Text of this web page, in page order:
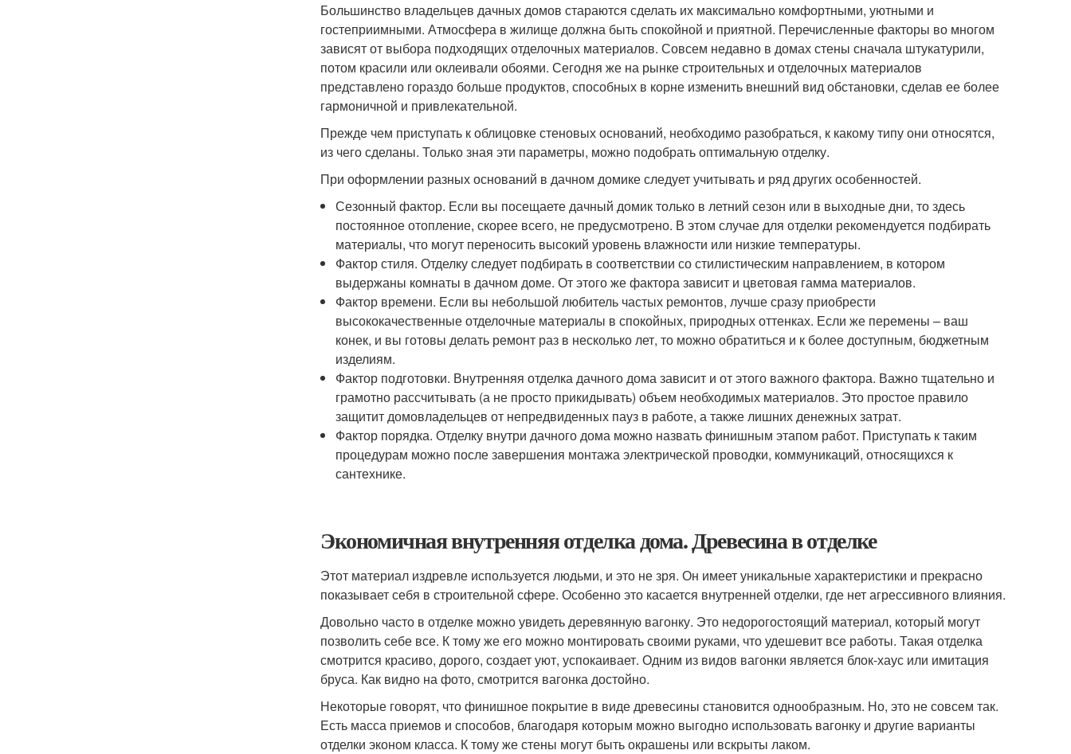
Большинство владельцев дачных домов стараются сделать их максимально комфортными, уютными и
гостеприимными. Атмосфера в жилище должна быть спокойной и приятной. Перечисленные факторы во многом
зависят от выбора подходящих отделочных материалов. Совсем недавно в домах стены сначала штукатурили,
потом красили или оклеивали обоями. Сегодня же на рынке строительных и отделочных материалов
представлено гораздо больше продуктов, способных в корне изменить внешний вид обстановки, сделав ее более
гармоничной и привлекательной.
Прежде чем приступать к облицовке стеновых оснований, необходимо разобраться, к какому типу они относятся,
из чего сделаны. Только зная эти параметры, можно подобрать оптимальную отделку.
При оформлении разных оснований в дачном домике следует учитывать и ряд других особенностей.
Сезонный фактор. Если вы посещаете дачный домик только в летний сезон или в выходные дни, то здесь
постоянное отопление, скорее всего, не предусмотрено. В этом случае для отделки рекомендуется подбирать
материалы, что могут переносить высокий уровень влажности или низкие температуры.
Фактор стиля. Отделку следует подбирать в соответствии со стилистическим направлением, в котором
выдержаны комнаты в дачном доме. От этого же фактора зависит и цветовая гамма материалов.
Фактор времени. Если вы небольшой любитель частых ремонтов, лучше сразу приобрести
высококачественные отделочные материалы в спокойных, природных оттенках. Если же перемены – ваш
конек, и вы готовы делать ремонт раз в несколько лет, то можно обратиться и к более доступным, бюджетным
изделиям.
Фактор подготовки. Внутренняя отделка дачного дома зависит и от этого важного фактора. Важно тщательно и
грамотно рассчитывать (а не просто прикидывать) объем необходимых материалов. Это простое правило
защитит домовладельцев от непредвиденных пауз в работе, а также лишних денежных затрат.
Фактор порядка. Отделку внутри дачного дома можно назвать финишным этапом работ. Приступать к таким
процедурам можно после завершения монтажа электрической проводки, коммуникаций, относящихся к
сантехнике.
Экономичная внутренняя отделка дома. Древесина в отделке
Этот материал издревле используется людьми, и это не зря. Он имеет уникальные характеристики и прекрасно
показывает себя в строительной сфере. Особенно это касается внутренней отделки, где нет агрессивного влияния.
Довольно часто в отделке можно увидеть деревянную вагонку. Это недорогостоящий материал, который могут
позволить себе все. К тому же его можно монтировать своими руками, что удешевит все работы. Такая отделка
смотрится красиво, дорого, создает уют, успокаивает. Одним из видов вагонки является блок-хаус или имитация
бруса. Как видно на фото, смотрится вагонка достойно.
Некоторые говорят, что финишное покрытие в виде древесины становится однообразным. Но, это не совсем так.
Есть масса приемов и способов, благодаря которым можно выгодно использовать вагонку и другие варианты
отделки эконом класса. К тому же стены могут быть окрашены или вскрыты лаком.